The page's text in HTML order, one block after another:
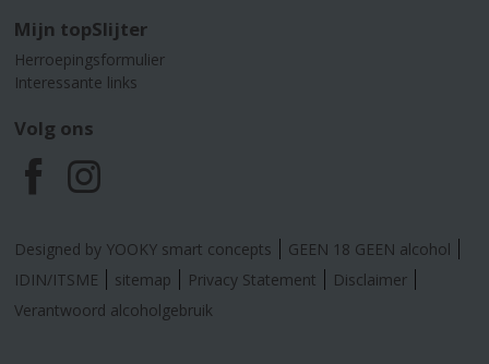
Mijn topSlijter
Herroepingsformulier
Interessante links
Volg ons
F
a
c
I
n
s
Designed by YOOKY smart concepts
GEEN 18 GEEN alcohol
IDIN/ITSME
sitemap Privacy Statement
Disclaimer
Verantwoord alcoholgebruik